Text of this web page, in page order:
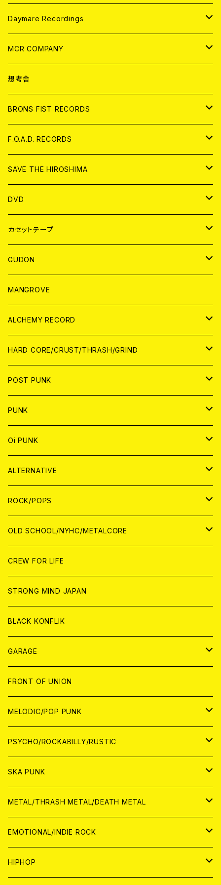
アパレル
ANALOG
CD
ANALOG
Daymare Recordings
CD
ANALOG
MCR COMPANY
CD
アパレル
ANALOG
想考舎
BRONS FIST RECORDS
CD
ANALOG
F.O.A.D. RECORDS
CD
ANALOG
SAVE THE HIROSHIMA
アパレル
BADGE
DVD
JAPAN
WORLD
カセットテープ
JAPAN
WORLD
GUDON
アパレル
PATCH
アナログ
DIGITAL CONTENTS
MANGROVE
ALCHEMY RECORD
CD
ANALOG
HARD CORE/CRUST/THRASH/GRIND
JAPAN
CD
ANALOG
WORLD
CD
ANALOG
POST PUNK
CD
JAPAN
WORLD
ANALOG
JAPAN
WORLD
PUNK
JAPAN
CD
ANALOG
WORLD
CD
ANALOG
Oi PUNK
JAPAN
CD
ANALOG
WOLRD
CD
ANALOG
ALTERNATIVE
JAPAN
CD
ANALOG
WORLD
CD
ANALOG
ROCK/POPS
JAPAN
CD
ANALOG
WORLD
CD
ANALOG
OLD SCHOOL/NYHC/METALCORE
JAPAN
CD
ANALOG
WORLD
CD
ANALOG
CREW FOR LIFE
STRONG MIND JAPAN
BLACK KONFLIK
GARAGE
JAPAN
アナログ
CD
WORLD
アナログ
CD
FRONT OF UNION
MELODIC/POP PUNK
JAPAN
CD
ANALOG
WORLD
CD
ANALOG
PSYCHO/ROCKABILLY/RUSTIC
JAPAN
CD
ANALOG
WORLD
CD
ANALOG
SKA PUNK
JAPAN
CD
ANALOG
WORLD
CD
METAL/THRASH METAL/DEATH METAL
JAPAN
CD
WORLD
EMOTIONAL/INDIE ROCK
JAPAN
HIPHOP